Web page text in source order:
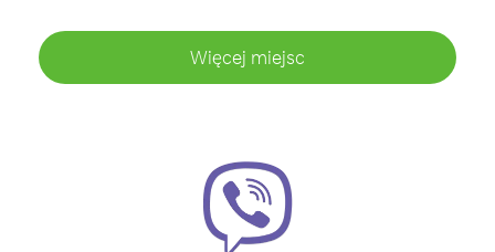
Więcej miejsc